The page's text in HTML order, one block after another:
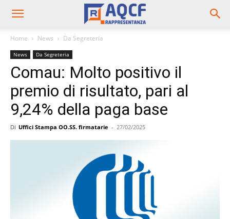
Home News Da Segreteria
News Da Segreteria
Comau: Molto positivo il
premio di risultato, pari al
9,24% della paga base
Di Uffici Stampa OO.SS. firmatarie - 27/02/2025